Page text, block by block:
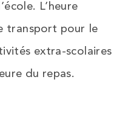
L’heure
transport pour le
extra-scolaires
du repas.